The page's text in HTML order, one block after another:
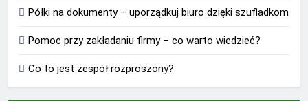
Półki na dokumenty – uporządkuj biuro dzięki szufladkom
Pomoc przy zakładaniu firmy – co warto wiedzieć?
Co to jest zespół rozproszony?